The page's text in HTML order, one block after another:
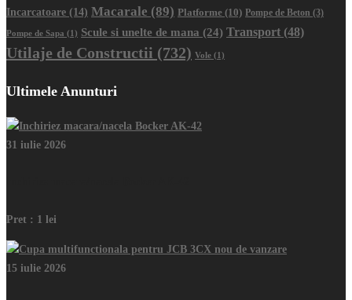
Incarcatoare (14) Macarale (89) Platforme (10) Pompe de Beton (3)
Pompe de Sapa (1) Scule si unelte de mana (24) Transport (48)
Utilaje de Constructii (732) Vole (1)
Ultimele Anunturi
31 iulie 2026
Pret : 1 lei
15 iulie 2026